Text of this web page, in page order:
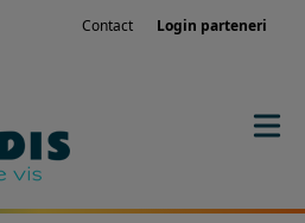
Contact Login parteneri